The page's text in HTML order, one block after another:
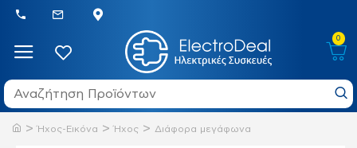
0
Ήχος-Εικόνα Ήχος Διάφορα μεγάφωνα